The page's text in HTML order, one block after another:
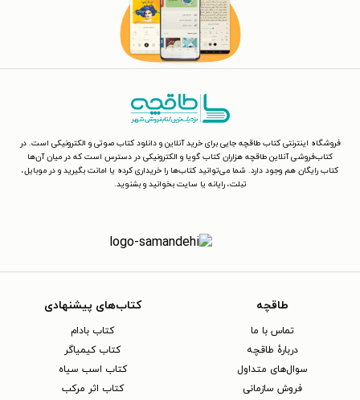
فروشگاه اینترنتی کتاب طاقچه جایی برای خرید آنلاین و دانلود کتاب صوتی و الکترونیکی است. در
کتاب‌فروشی آنلاین طاقچه هزاران کتاب گویا و الکترونیکی در دسترس است که در میان آن‌ها
کتاب رایگان هم وجود دارد. شما می‌توانید کتاب‌ها را خریداری کرده یا امانت بگیرید و در موبایل،
تبلت، رایانه یا سایت بخوانید و بشنوید.
طاقچه
تماس با ما
دربارهٔ طاقچه
سوال‌های متداول
فروش سازمانی
کتاب‌های پیشنهادی
کتاب بادام
کتاب کیمیاگر
کتاب اسب سیاه
کتاب اثر مرکب